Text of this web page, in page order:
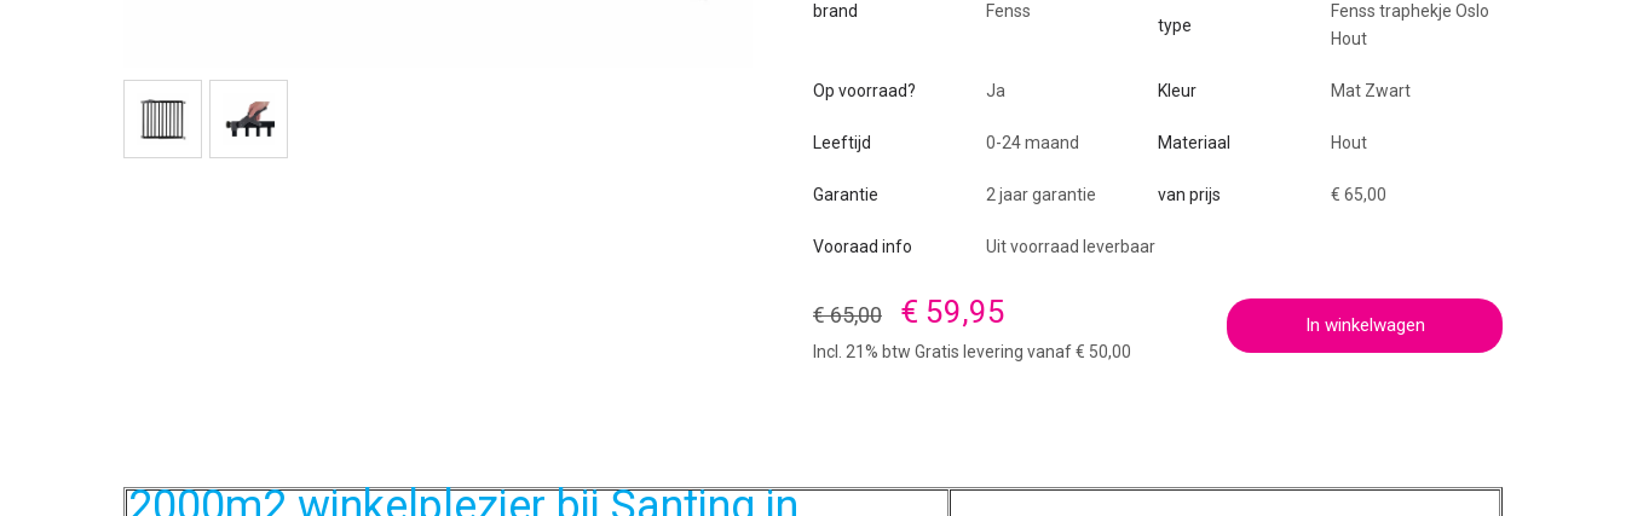
brand Fenss
type
Fenss traphekje Oslo
Hout
Op voorraad? Ja Kleur Mat Zwart
Leeftijd 0-24 maand Materiaal Hout
Garantie 2 jaar garantie van prijs € 65,00
Vooraad info Uit voorraad leverbaar
€ 65,00 € 59,95
Incl. 21% btw Gratis levering vanaf € 50,00
In winkelwagen